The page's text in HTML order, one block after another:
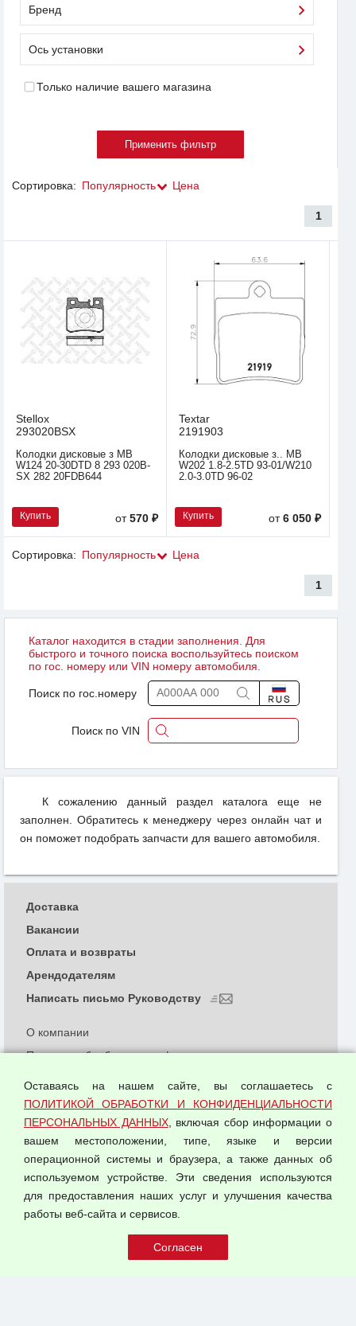
Бренд
Ось установки
Только наличие вашего магазина
Сортировка: Популярность Цена
1
Stellox
293020BSX
Колодки дисковые з MB
W124 20-30DTD 8 293 020B-
SX 282 20FDB644
Купить от570 ₽
Textar
2191903
Колодки дисковые з.. MB
W202 1.8-2.5TD 93-01/W210
2.0-3.0TD 96-02
Купить от6 050 ₽
Сортировка: Популярность Цена
1
Каталог находится в стадии заполнения. Для
быстрого и точного поиска воспользуйтесь поиском
по гос. номеру или VIN номеру автомобиля.
Поиск по гос.номеру
Поиск по VIN
К сожалению данный раздел каталога еще не
заполнен. Обратитесь к менеджеру через онлайн чат и
он поможет подобрать запчасти для вашего автомобиля.
© 2026 ООО "Феникс"
О компании
Политика обработки и конфиденциальности
Согласием на обработку персональных данных
Оферта оптовой купли-продажи
Публичная оферта
Доставка
Вакансии
Оплата и возвраты
Арендодателям
Написать письмо Руководству
Оставаясь на нашем сайте, вы соглашаетесь с
ПОЛИТИКОЙ ОБРАБОТКИ И КОНФИДЕНЦИАЛЬНОСТИ
ПЕРСОНАЛЬНЫХ ДАННЫХ, включая сбор информации о
вашем местоположении, типе, языке и версии
операционной системы и браузера, а также данных об
используемом устройстве. Эти сведения используются
для предоставления наших услуг и улучшения качества
работы веб-сайта и сервисов.